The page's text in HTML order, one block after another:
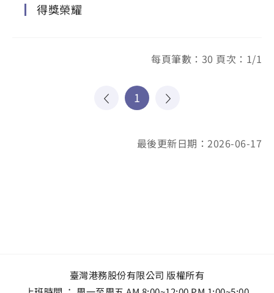
得獎榮耀
每頁筆數：30 頁次：1/1
1
最後更新日期：2026-06-17
臺灣港務股份有限公司 版權所有